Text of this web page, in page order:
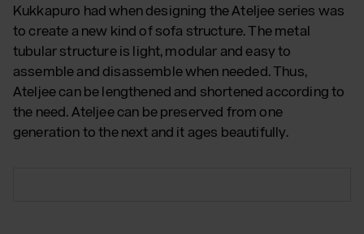
Kukkapuro had when designing the Ateljee series was
to create a new kind of sofa structure. The metal
tubular structure is light, modular and easy to
assemble and disassemble when needed. Thus,
Ateljee can be lengthened and shortened according to
the need. Ateljee can be preserved from one
generation to the next and it ages beautifully.